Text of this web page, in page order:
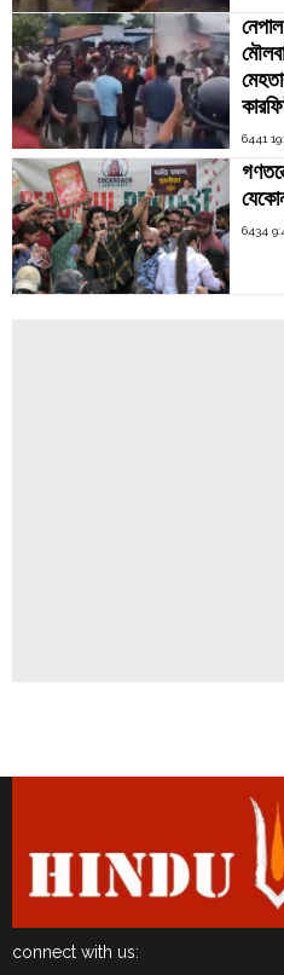
6441
6434
connect with us: